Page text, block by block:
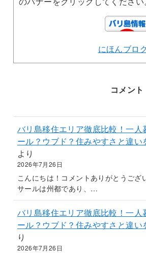
にほんブロ
コメント
バリ島移住エリア徹底比較！一
ール？ウブド？住みやすさと違い
より
2026年7月26日
こんにちは！コメントありがとうござ
サールは州都であり、…
バリ島移住エリア徹底比較！一
ール？ウブド？住みやすさと違い
り
2026年7月26日